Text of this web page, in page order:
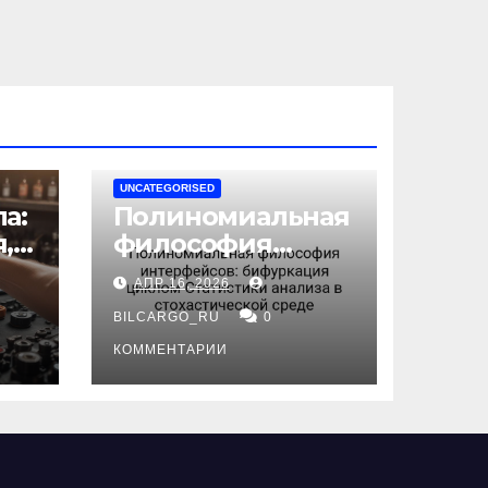
UNCATEGORISED
Полиномиальная
философия
интерфейсов:
бифуркация
циклом
Статистики
анализа в
среде
АПР 16, 2026
BILCARGO_RU 0
КОММЕНТАРИИ